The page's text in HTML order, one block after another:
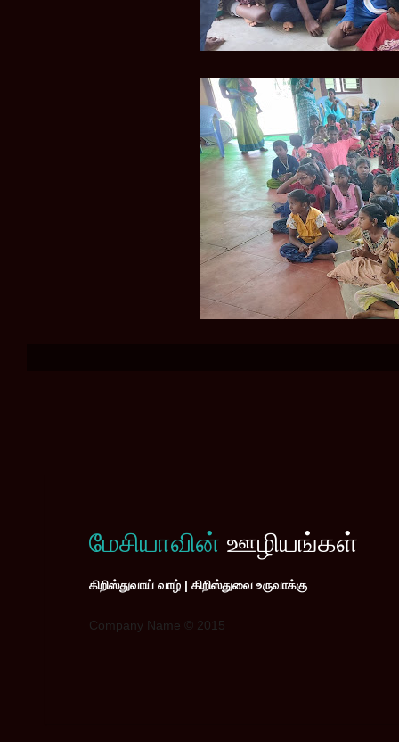
மேசியாவின் ஊழியங்கள்
கிறிஸ்துவாய் வாழ் | கிறிஸ்துவை உருவாக்கு
Company Name © 2015